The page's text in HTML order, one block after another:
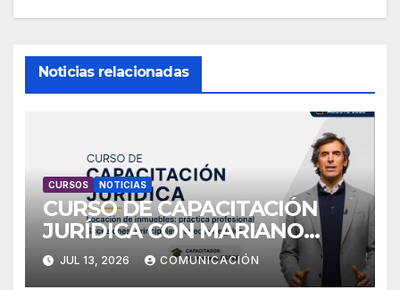
Noticias relacionadas
CURSOS NOTICIAS
CURSO DE CAPACITACIÓN
JURÍDICA CON MARIANO
ESPER
JUL 13, 2026 COMUNICACIÓN